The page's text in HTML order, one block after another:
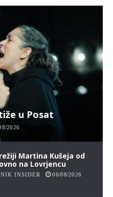
u Posat
2026
Martina Kušeja od
na Lovrjencu
INSIDER 06/08/2026